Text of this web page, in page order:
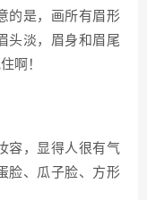
的是，画所有眉形
头淡，眉身和眉尾
啊！
容，显得人很有气
脸、瓜子脸、方形